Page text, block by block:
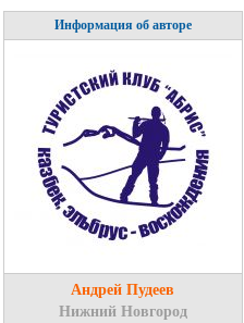
Информация об авторе
Андрей Пудеев
Нижний Новгород